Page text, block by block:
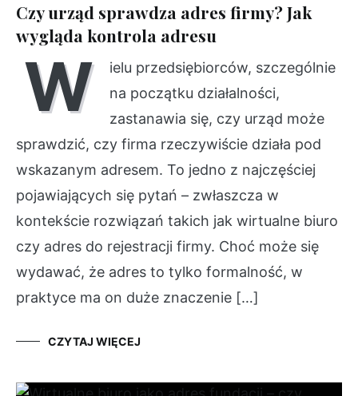
Czy urząd sprawdza adres firmy? Jak
wygląda kontrola adresu
W
ielu przedsiębiorców, szczególnie
na początku działalności,
zastanawia się, czy urząd może
sprawdzić, czy firma rzeczywiście działa pod
wskazanym adresem. To jedno z najczęściej
pojawiających się pytań – zwłaszcza w
kontekście rozwiązań takich jak wirtualne biuro
czy adres do rejestracji firmy. Choć może się
wydawać, że adres to tylko formalność, w
praktyce ma on duże znaczenie […]
CZYTAJ WIĘCEJ